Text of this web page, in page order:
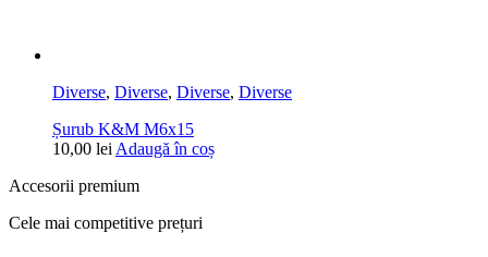
Diverse, Diverse, Diverse, Diverse
Șurub K&M M6x15
10,00 lei Adaugă în coș
Accesorii premium
Cele mai competitive prețuri